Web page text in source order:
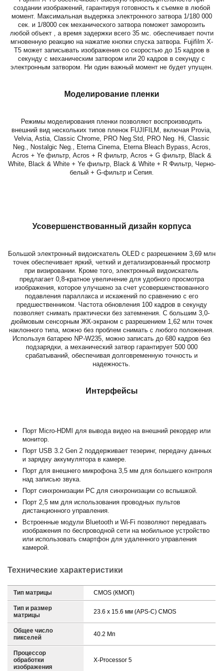
создании изображений, гарантируя готовность к съемке в любой
момент. Максимальная выдержка электронного затвора 1/180 000
сек. и 1/8000 сек механического затвора поможет заморозить
любой объект , а время задержки всего 35 мс. обеспечивает почти
мгновенную реакцию на нажатие кнопки спуска затвора. Fujifilm X-
T5 может записывать изображения со скоростью до 15 кадров в
секунду с механическим затвором или 20 кадров в секунду с
электронным затвором. Ни один важный момент не будет упущен.
Моделирование пленки
Режимы моделирования пленки позволяют воспроизводить
внешний вид нескольких типов пленок FUJIFILM, включая Provia,
Velvia, Astia, Classic Chrome, PRO Neg.Std, PRO Neg. Hi, Classic
Neg., Nostalgic Neg., Eterna Cinema, Eterna Bleach Bypass, Acros,
Acros + Ye фильтр, Acros + R фильтр, Acros + G фильтр, Black &
White, Black & White + Ye фильтр, Black & White + R Фильтр, Черно-
белый + G-фильтр и Сепия.
Усовершенствованный дизайн корпуса
Большой электронный видоискатель OLED с разрешением 3,69 млн
точек обеспечивает яркий, четкий и детализированный просмотр
при визировании. Кроме того, электронный видоискатель
предлагает 0,8-кратное увеличение для удобного просмотра
изображения, которое улучшено за счет усовершенствованного
подавления параллакса и искажений по сравнению с его
предшественником. Частота обновления 100 кадров в секунду
позволяет снимать практически без затемнения. С большим 3,0-
дюймовым сенсорным ЖК-экраном с разрешением 1,62 млн точек
наклонного типа, можно без проблем снимать с любого положения.
Используя батарею NP-W235, можно записать до 680 кадров без
подзарядки, а механический затвор гарантирует 500 000
срабатываний, обеспечивая долговременную точность и
надежность.
Интерфейсы
Порт Micro-HDMI для вывода видео на внешний рекордер или
монитор.
Порт USB 3.2 Gen 2 поддерживает тезеринг, передачу данных
и зарядку аккумулятора в камере.
Порт для внешнего микрофона 3,5 мм для большего контроля
над записью звука.
Порт синхронизации PC для синхронизации со вспышкой.
Порт 2,5 мм для использования проводных пультов
дистанционного управления.
Встроенные модули Bluetooth и Wi-Fi позволяют передавать
изображения по беспроводной сети на мобильное устройство
или использовать смартфон для удаленного управления
камерой.
Технические характеристики
Тип матрицы CMOS (КМОП)
Тип и размер
матрицы
23.6 x 15.6 мм (APS-C) CMOS
Общее число
пикселей
40.2 Мп
Процессор
обработки
изображения
X-Processor 5